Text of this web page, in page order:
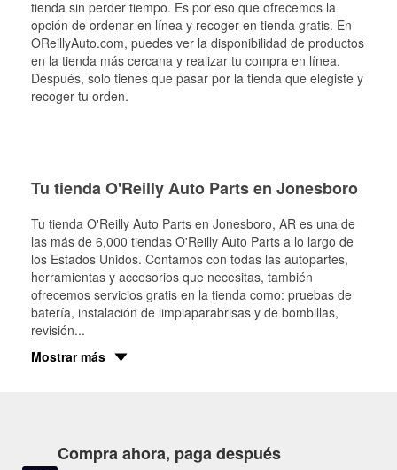
tienda sin perder tiempo. Es por eso que ofrecemos la
opción de ordenar en línea y recoger en tienda gratis. En
OReillyAuto.com, puedes ver la disponibilidad de productos
en la tienda más cercana y realizar tu compra en línea.
Después, solo tienes que pasar por la tienda que elegiste y
recoger tu orden.
Tu tienda O'Reilly Auto Parts en Jonesboro
Tu tienda O'Reilly Auto Parts en Jonesboro, AR es una de
las más de 6,000 tiendas O'Reilly Auto Parts a lo largo de
los Estados Unidos. Contamos con todas las autopartes,
herramientas y accesorios que necesitas, también
ofrecemos servicios gratis en la tienda como: pruebas de
batería, instalación de limpiaparabrisas y de bombillas,
revisión...
Mostrar más
Compra ahora, paga después